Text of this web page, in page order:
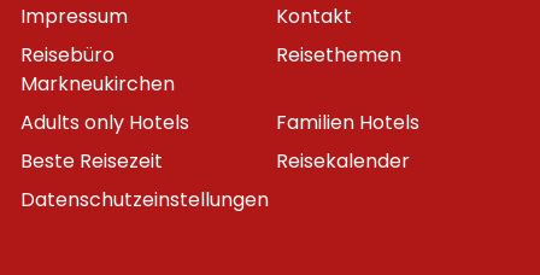
Impressum
Kontakt
Reisebüro
Markneukirchen
Reisethemen
Adults only Hotels
Familien Hotels
Beste Reisezeit
Reisekalender
Datenschutzeinstellungen